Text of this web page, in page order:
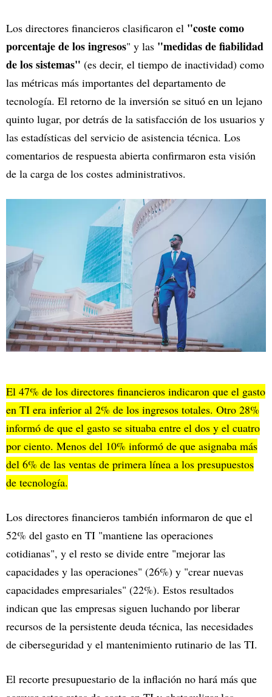
Los directores financieros clasificaron el "coste como
porcentaje de los ingresos" y las "medidas de fiabilidad
de los sistemas" (es decir, el tiempo de inactividad) como
las métricas más importantes del departamento de
tecnología. El retorno de la inversión se situó en un lejano
quinto lugar, por detrás de la satisfacción de los usuarios y
las estadísticas del servicio de asistencia técnica. Los
comentarios de respuesta abierta confirmaron esta visión
de la carga de los costes administrativos.
El 47% de los directores financieros indicaron que el gasto
en TI era inferior al 2% de los ingresos totales. Otro 28%
informó de que el gasto se situaba entre el dos y el cuatro
por ciento. Menos del 10% informó de que asignaba más
del 6% de las ventas de primera línea a los presupuestos
de tecnología.
Los directores financieros también informaron de que el
52% del gasto en TI "mantiene las operaciones
cotidianas", y el resto se divide entre "mejorar las
capacidades y las operaciones" (26%) y "crear nuevas
capacidades empresariales" (22%). Estos resultados
indican que las empresas siguen luchando por liberar
recursos de la persistente deuda técnica, las necesidades
de ciberseguridad y el mantenimiento rutinario de las TI.
El recorte presupuestario de la inflación no hará más que